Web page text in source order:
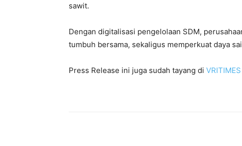
sawit.
Dengan digitalisasi pengelolaan SDM,
tumbuh bersama, sekaligus memperkuat daya
Press Release ini juga sudah tayang di VRITIMES